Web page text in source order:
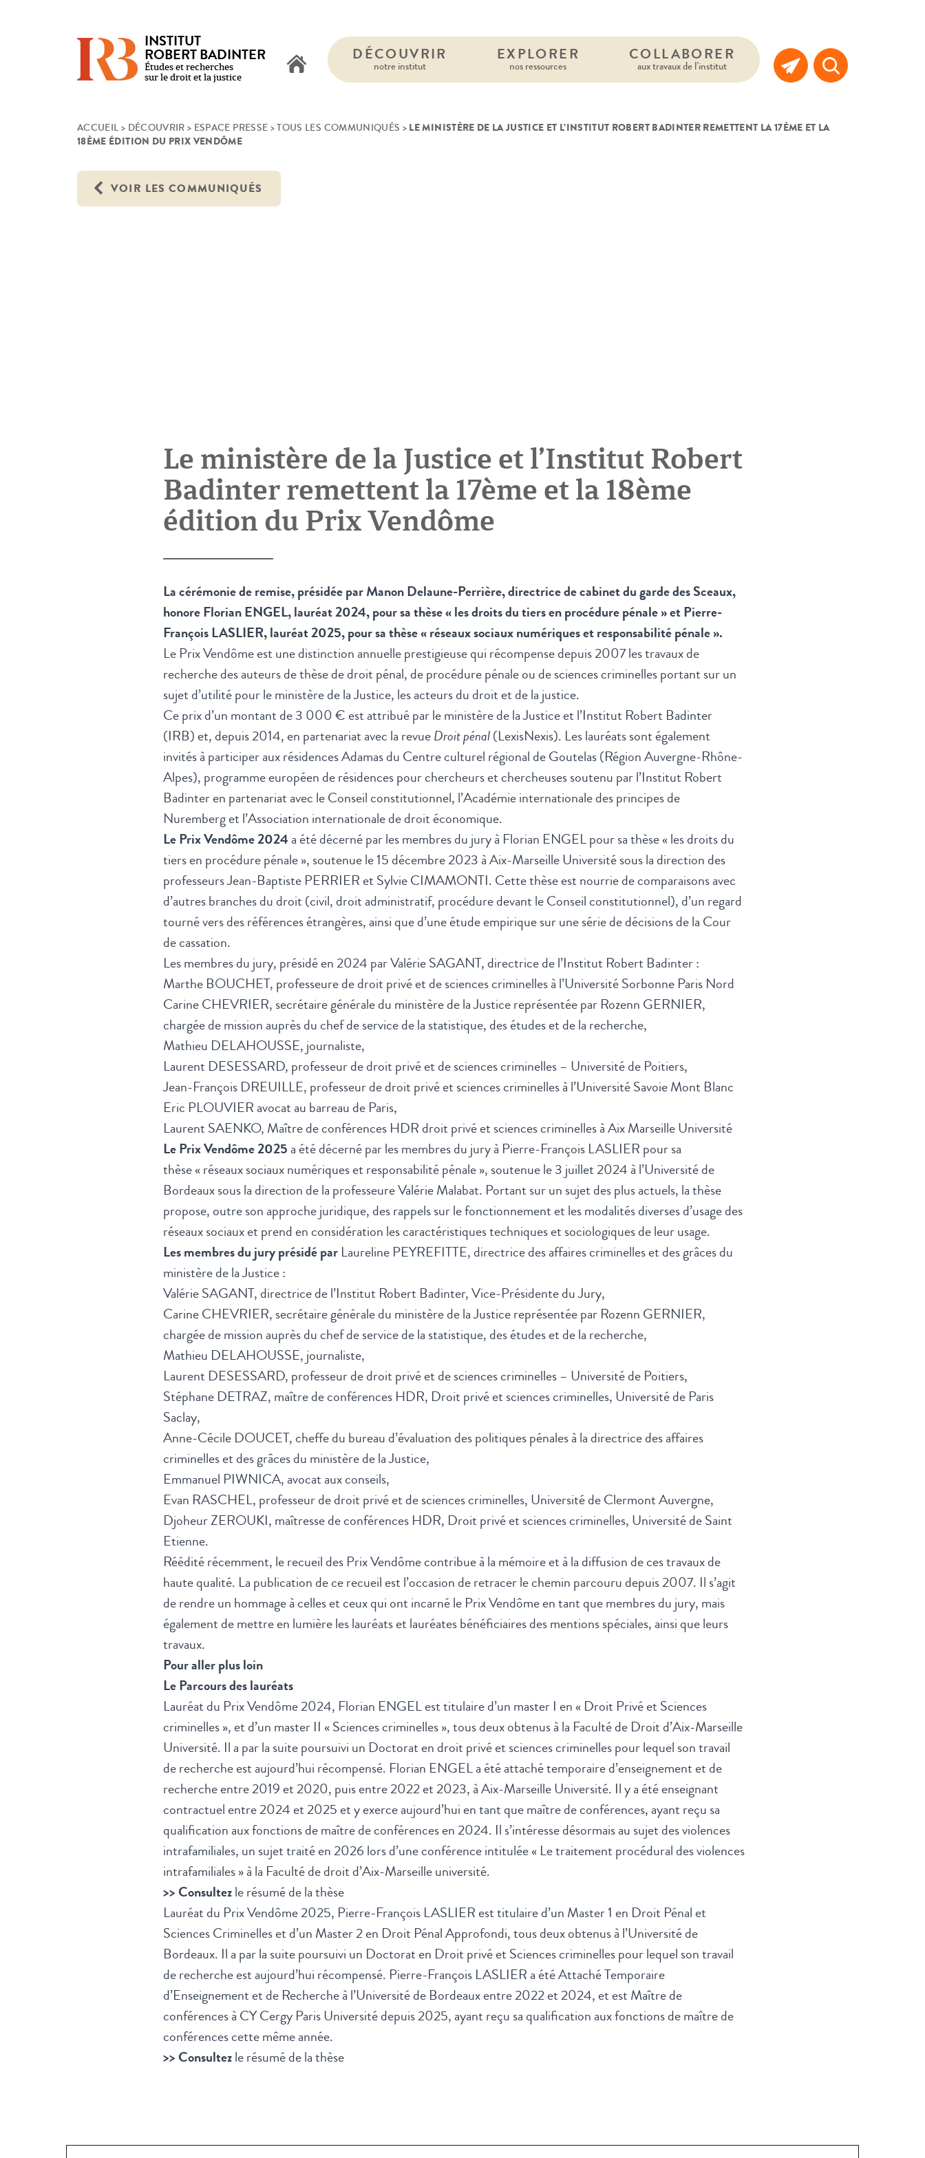
INSTITUT
ROBERT BADINTER
Études et recherches
sur le droit et la justice
DÉCOUVRIR
notre institut
EXPLORER
nos ressources
COLLABORER
aux travaux de l’institut
ACCUEIL > DÉCOUVRIR > ESPACE PRESSE >TOUS LES COMMUNIQUÉS > LE MINISTÈRE DE LA JUSTICE ET L’INSTITUT ROBERT BADINTER REMETTENT LA 17ÈME ET LA
18ÈME ÉDITION DU PRIX VENDÔME
VOIR LES COMMUNIQUÉS
Le ministère de la Justice et l’Institut Robert
Badinter remettent la 17ème et la 18ème
édition du Prix Vendôme
La cérémonie de remise, présidée par Manon Delaune-Perrière, directrice de cabinet du garde des Sceaux,
honore Florian ENGEL, lauréat 2024, pour sa thèse « les droits du tiers en procédure pénale » et Pierre-
François LASLIER, lauréat 2025, pour sa thèse « réseaux sociaux numériques et responsabilité pénale ».
Le Prix Vendôme est une distinction annuelle prestigieuse qui récompense depuis 2007 les travaux de
recherche des auteurs de thèse de droit pénal, de procédure pénale ou de sciences criminelles portant sur un
sujet d’utilité pour le ministère de la Justice, les acteurs du droit et de la justice.
Ce prix d’un montant de 3 000 € est attribué par le ministère de la Justice et l’Institut Robert Badinter
(IRB) et, depuis 2014, en partenariat avec la revueDroit pénal(LexisNexis). Les lauréats sont également
invités à participer aux résidences Adamas du Centre culturel régional de Goutelas (Région Auvergne-Rhône-
Alpes), programme européen de résidences pour chercheurs et chercheuses soutenu par l’Institut Robert
Badinter en partenariat avec le Conseil constitutionnel, l’Académie internationale des principes de
Nuremberg et l’Association internationale de droit économique.
Le Prix Vendôme 2024a été décerné par les membres du jury à Florian ENGEL pour sa thèse « les droits du
tiers en procédure pénale », soutenue le 15 décembre 2023 à Aix-Marseille Université sous la direction des
professeurs Jean-Baptiste PERRIER et Sylvie CIMAMONTI. Cette thèse est nourrie de comparaisons avec
d’autres branches du droit (civil, droit administratif, procédure devant le Conseil constitutionnel), d’un regard
tourné vers des références étrangères, ainsi que d’une étude empirique sur une série de décisions de la Cour
de cassation.
Les membres du jury, présidé en 2024 par Valérie SAGANT, directrice de l’Institut Robert Badinter :
Marthe BOUCHET, professeure de droit privé et de sciences criminelles à l’Université Sorbonne Paris Nord
Carine CHEVRIER, secrétaire générale du ministère de la Justice représentée par Rozenn GERNIER,
chargée de mission auprès du chef de service de la statistique, des études et de la recherche,
Mathieu DELAHOUSSE, journaliste,
Laurent DESESSARD, professeur de droit privé et de sciences criminelles – Université de Poitiers,
Jean-François DREUILLE, professeur de droit privé et sciences criminelles à l’Université Savoie Mont Blanc
Eric PLOUVIER avocat au barreau de Paris,
Laurent SAENKO, Maître de conférences HDR droit privé et sciences criminelles à Aix Marseille Université
Le Prix Vendôme 2025 a été décerné par les membres du jury à Pierre-François LASLIER pour sa
thèse « réseaux sociaux numériques et responsabilité pénale », soutenue le 3 juillet 2024 à l’Université de
Bordeaux sous la direction de la professeure Valérie Malabat. Portant sur un sujet des plus actuels, la thèse
propose, outre son approche juridique, des rappels sur le fonctionnement et les modalités diverses d’usage des
réseaux sociaux et prend en considération les caractéristiques techniques et sociologiques de leur usage.
Les membres du jury présidé par Laureline PEYREFITTE, directrice des affaires criminelles et des grâces du
ministère de la Justice :
Valérie SAGANT, directrice de l’Institut Robert Badinter, Vice-Présidente du Jury,
Carine CHEVRIER, secrétaire générale du ministère de la Justice représentée par Rozenn GERNIER,
chargée de mission auprès du chef de service de la statistique, des études et de la recherche,
Mathieu DELAHOUSSE, journaliste,
Laurent DESESSARD, professeur de droit privé et de sciences criminelles – Université de Poitiers,
Stéphane DETRAZ, maître de conférences HDR, Droit privé et sciences criminelles, Université de Paris
Saclay,
Anne-Cécile DOUCET, cheffe du bureau d’évaluation des politiques pénales à la directrice des affaires
criminelles et des grâces du ministère de la Justice,
Emmanuel PIWNICA, avocat aux conseils,
Evan RASCHEL, professeur de droit privé et de sciences criminelles, Université de Clermont Auvergne,
Djoheur ZEROUKI, maîtresse de conférences HDR, Droit privé et sciences criminelles, Université de Saint
Etienne.
Réédité récemment, le recueil des Prix Vendôme contribue à la mémoire et à la diffusion de ces travaux de
haute qualité. La publication de ce recueil est l’occasion de retracer le chemin parcouru depuis 2007. Il s’agit
de rendre un hommage à celles et ceux qui ont incarné le Prix Vendôme en tant que membres du jury, mais
également de mettre en lumière les lauréats et lauréates bénéficiaires des mentions spéciales, ainsi que leurs
travaux.
Pour aller plus loin
Le Parcours des lauréats
Lauréat du Prix Vendôme 2024, Florian ENGEL est titulaire d’un master I en « Droit Privé et Sciences
criminelles », et d’un master II « Sciences criminelles », tous deux obtenus à la Faculté de Droit d’Aix-Marseille
Université. Il a par la suite poursuivi un Doctorat en droit privé et sciences criminelles pour lequel son travail
de recherche est aujourd’hui récompensé. Florian ENGEL a été attaché temporaire d’enseignement et de
recherche entre 2019 et 2020, puis entre 2022 et 2023, à Aix-Marseille Université. Il y a été enseignant
contractuel entre 2024 et 2025 et y exerce aujourd’hui en tant que maître de conférences, ayant reçu sa
qualification aux fonctions de maître de conférences en 2024. Il s’intéresse désormais au sujet des violences
intrafamiliales, un sujet traité en 2026 lors d’une conférence intitulée « Le traitement procédural des violences
intrafamiliales » à la Faculté de droit d’Aix-Marseille université.
>> Consultezle résumé de la thèse
Lauréat du Prix Vendôme 2025, Pierre-François LASLIER est titulaire d’un Master 1 en Droit Pénal et
Sciences Criminelles et d’un Master 2 en Droit Pénal Approfondi, tous deux obtenus à l’Université de
Bordeaux. Il a par la suite poursuivi un Doctorat en Droit privé et Sciences criminelles pour lequel son travail
de recherche est aujourd’hui récompensé. Pierre-François LASLIER a été Attaché Temporaire
d’Enseignement et de Recherche à l’Université de Bordeaux entre 2022 et 2024, et est Maître de
conférences à CY Cergy Paris Université depuis 2025, ayant reçu sa qualification aux fonctions de maître de
conférences cette même année.
>> Consultezle résumé de la thèse